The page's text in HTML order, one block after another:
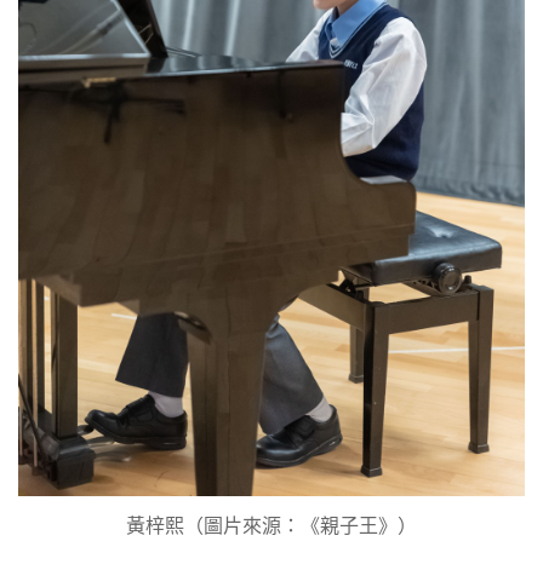
黃梓熙（圖片來源：《親子王》）